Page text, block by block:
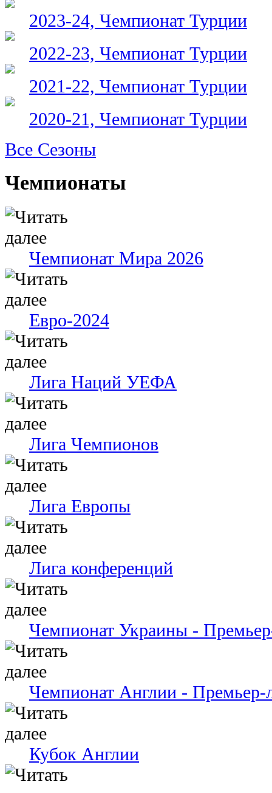
2023-24, Чемпионат Турции
2022-23, Чемпионат Турции
2021-22, Чемпионат Турции
2020-21, Чемпионат Турции
Все Сезоны
Чемпионаты
Чемпионат Мира 2026
Евро-2024
Лига Наций УЕФА
Лига Чемпионов
Лига Европы
Лига конференций
Чемпионат Украины -
Чемпионат Англии - Премьер-
Кубок Англии